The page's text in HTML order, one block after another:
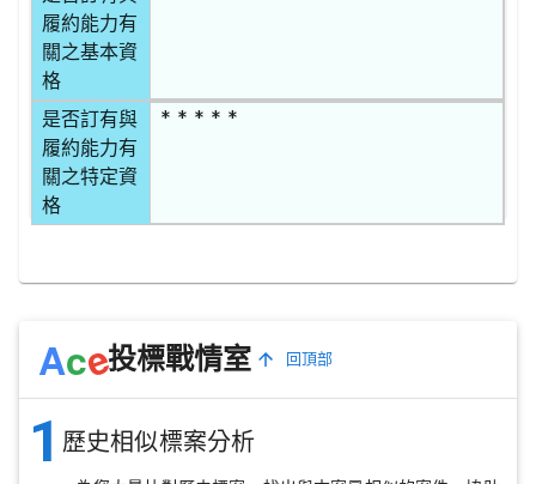
履約能力有
關之基本資
格
是否訂有與
履約能力有
關之特定資
格
* * * * *
Ace投標戰情室 回頂部
1 歷史相似標案分析